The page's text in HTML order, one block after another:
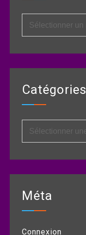
Catégories
Méta
Connexion